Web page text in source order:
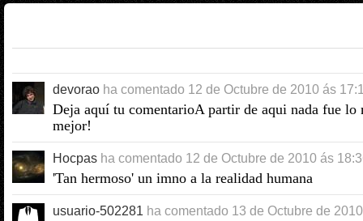
devorao ha comentado 12 de Octubre de 2010 ás
Deja aquí tu comentarioA partir de aqui nada fue lo
mejor!
Hocpas ha comentado 12 de Octubre de 2010 ás
'Tan hermoso' un imno a la realidad humana
usuario-502281 ha comentado 13 de Octubre de